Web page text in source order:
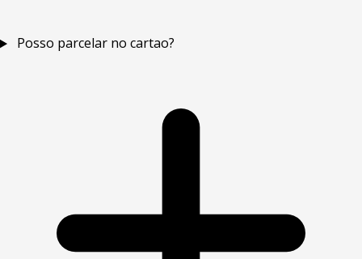
Posso parcelar no cartao?